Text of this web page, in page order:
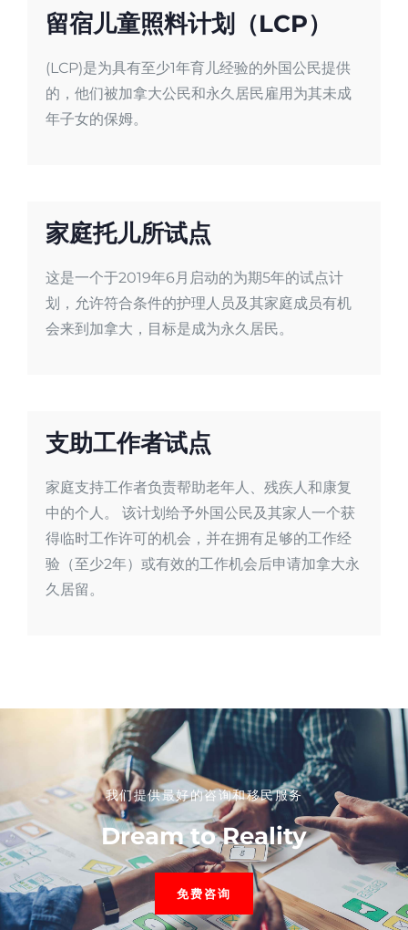
留宿儿童照料计划（LCP）
(LCP)是为具有至少1年育儿经验的外国公民提供
的，他们被加拿大公民和永久居民雇用为其未成
年子女的保姆。
家庭托儿所试点
这是一个于2019年6月启动的为期5年的试点计
划，允许符合条件的护理人员及其家庭成员有机
会来到加拿大，目标是成为永久居民。
支助工作者试点
家庭支持工作者负责帮助老年人、残疾人和康复
中的个人。 该计划给予外国公民及其家人一个获
得临时工作许可的机会，并在拥有足够的工作经
验（至少2年）或有效的工作机会后申请加拿大永
久居留。
我们提供最好的咨询和移民服务​
Dream to Reality
免费咨询